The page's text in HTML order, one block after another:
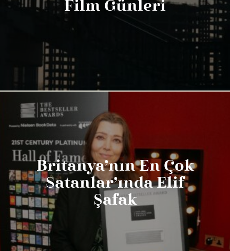
Film Günleri
Britanya’nın En Çok
Satanlar’ında Elif
Şafak